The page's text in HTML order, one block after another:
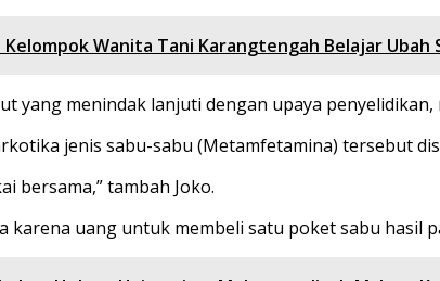
Wanita Tani Karangtengah Belajar Ubah
yang menindak lanjuti dengan upaya
jenis sabu-sabu (Metamfetamina) tersebut
bersama,” tambah Joko.
karena uang untuk membeli satu poket sabu hasil